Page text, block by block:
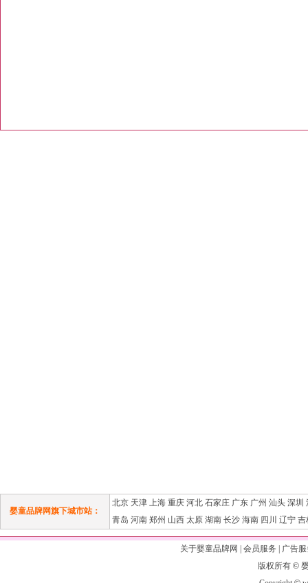
婴童品牌网旗下城市站：
北京 天津 上海 重庆 河北 石家庄 广东 广州 汕头 深圳
青岛 河南 郑州 山西 太原 湖南 长沙 海南 四川 辽宁 吉
关于婴童品牌网 会员服务
广告
版权所有 ©